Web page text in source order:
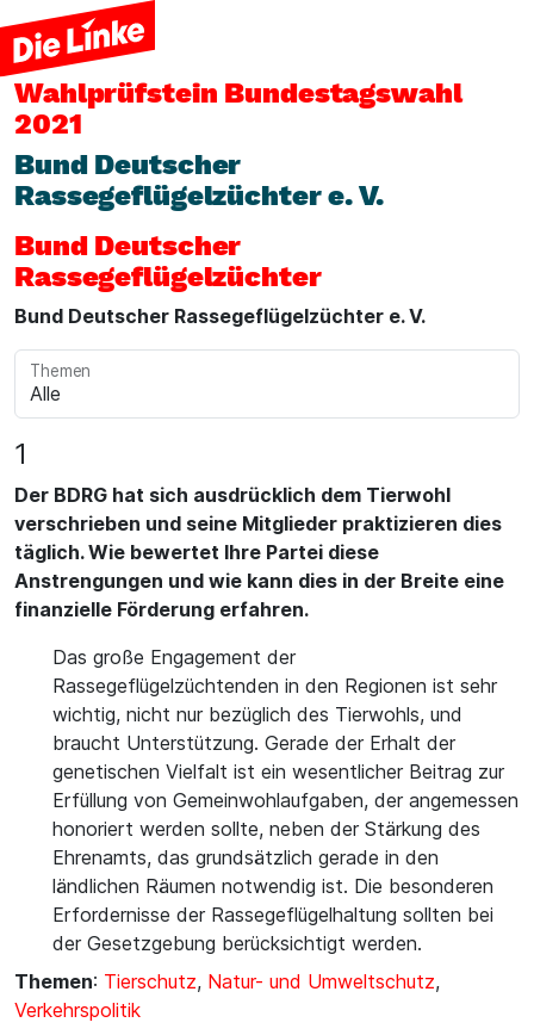
Wahlprüfstein Bundestagswahl
2021
Bund Deutscher
Rassegeflügelzüchter e. V.
Bund Deutscher
Rassegeflügelzüchter
Bund Deutscher Rassegeflügelzüchter e. V.
Themen
1
Der BDRG hat sich ausdrücklich dem Tierwohl
verschrieben und seine Mitglieder praktizieren dies
täglich. Wie bewertet Ihre Partei diese
Anstrengungen und wie kann dies in der Breite eine
finanzielle Förderung erfahren.
Das große Engagement der
Rassegeflügelzüchtenden in den Regionen ist sehr
wichtig, nicht nur bezüglich des Tierwohls, und
braucht Unterstützung. Gerade der Erhalt der
genetischen Vielfalt ist ein wesentlicher Beitrag zur
Erfüllung von Gemeinwohlaufgaben, der angemessen
honoriert werden sollte, neben der Stärkung des
Ehrenamts, das grundsätzlich gerade in den
ländlichen Räumen notwendig ist. Die besonderen
Erfordernisse der Rassegeflügelhaltung sollten bei
der Gesetzgebung berücksichtigt werden.
Themen: Tierschutz, Natur- und Umweltschutz,
Verkehrspolitik